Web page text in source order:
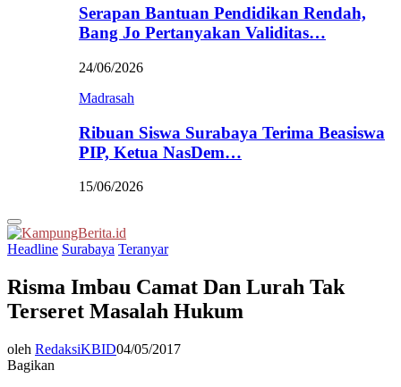
Serapan Bantuan Pendidikan Rendah,
Bang Jo Pertanyakan Validitas…
24/06/2026
Madrasah
Ribuan Siswa Surabaya Terima Beasiswa
PIP, Ketua NasDem…
15/06/2026
Primary
Menu
Headline Surabaya Teranyar
Risma Imbau Camat Dan Lurah Tak
Terseret Masalah Hukum
oleh RedaksiKBID04/05/2017
Bagikan